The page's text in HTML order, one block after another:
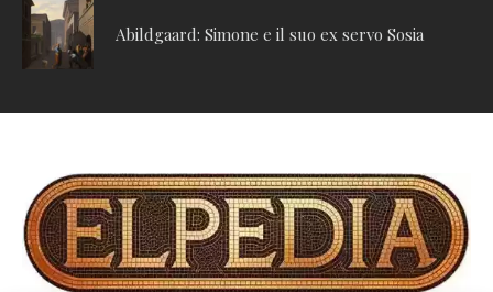
Abildgaard: Simone e il suo ex servo Sosia